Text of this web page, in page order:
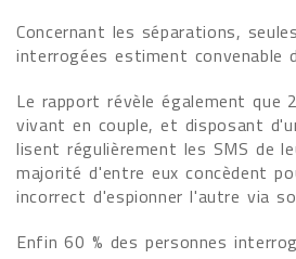
Concernant les séparations,
interrogées estiment convenable
Le rapport révèle également que
vivant en couple, et disposant
lisent régulièrement les SMS de
majorité d'entre eux concèdent
incorrect d'espionner l'autre via
Enfin 60 % des personnes